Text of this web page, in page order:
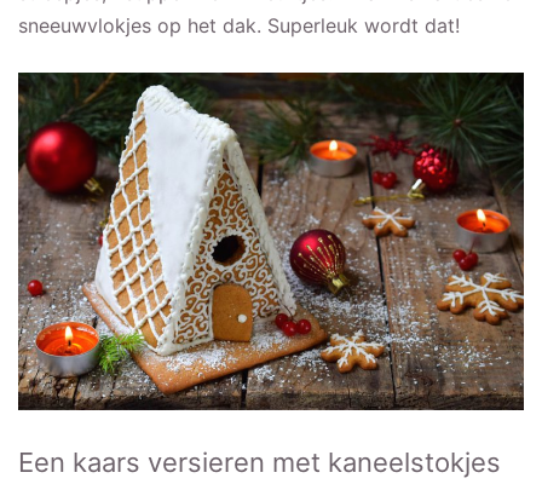
sneeuwvlokjes op het dak. Superleuk wordt dat!
Een kaars versieren met kaneelstokjes